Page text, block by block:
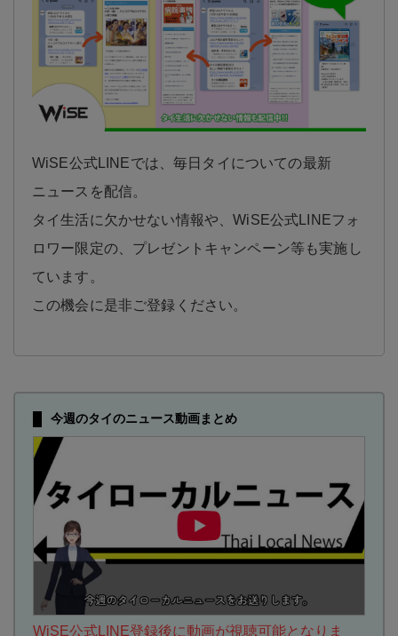
WiSE公式LINEでは、毎日タイについての最新
ニュースを配信。
タイ生活に欠かせない情報や、WiSE公式LINEフォ
ロワー限定の、プレゼントキャンペーン等も実施し
ています。
この機会に是非ご登録ください。
今週のタイのニュース動画まとめ
WiSE公式LINE登録後に動画が視聴可能となりま